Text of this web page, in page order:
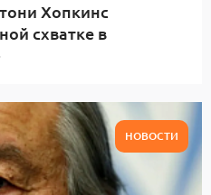
Хопкинс
схватке в
НОВОСТИ